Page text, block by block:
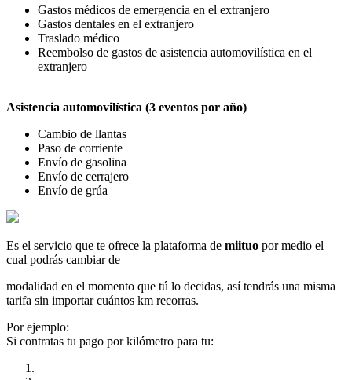
Gastos médicos de emergencia en el extranjero
Gastos dentales en el extranjero
Traslado médico
Reembolso de gastos de asistencia automovilística en el
extranjero
Asistencia automovilística (3 eventos por año)
Cambio de llantas
Paso de corriente
Envío de gasolina
Envío de cerrajero
Envío de grúa
Es el servicio que te ofrece la plataforma de miituo por medio el
cual podrás cambiar de
modalidad en el momento que tú lo decidas, así tendrás una misma
tarifa sin importar cuántos km recorras.
Por ejemplo:
Si contratas tu pago por kilómetro para tu: